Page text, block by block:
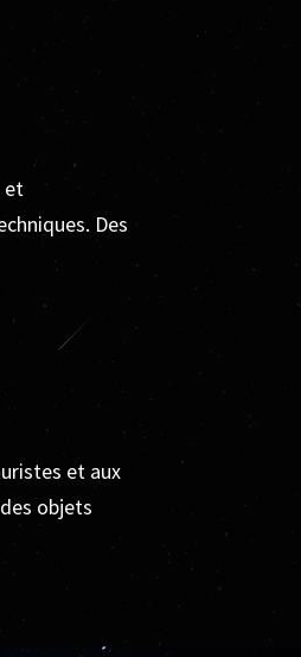
et
Des
et aux
objets